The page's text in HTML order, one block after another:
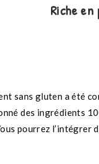
Riche
sans gluten a été
des ingrédients
pourrez l’intégrer